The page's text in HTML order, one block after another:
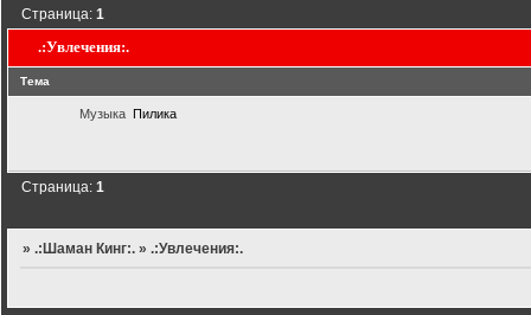
.:Увлечения:.
Страница:1
Тема
Музыка Пилика
Страница:1
».:Шаман Кинг:. ».:Увлечения:.